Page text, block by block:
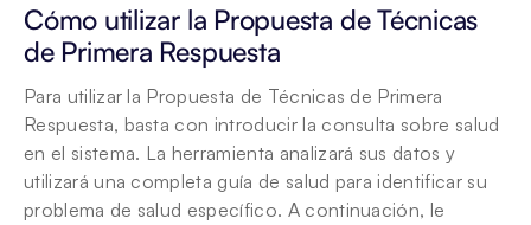
Cómo utilizar la Propuesta de Técnicas
de Primera Respuesta
Para utilizar la Propuesta de Técnicas de Primera
Respuesta, basta con introducir la consulta sobre salud
en el sistema. La herramienta analizará sus datos y
utilizará una completa guía de salud para identificar su
problema de salud específico. A continuación, le